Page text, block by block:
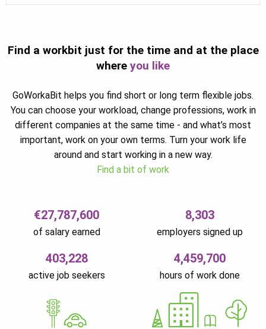
Find a workbit just for the time and at the place
where you like
GoWorkaBit helps you find short or long term flexible jobs.
You can choose your workload, change professions, work in
different companies at the same time - and what’s most
important, work on your own terms. Turn your work life
around and start working in a new way.
Find a bit of work
€27,787,600
of salary earned
8,303
employers signed up
403,228
active job seekers
4,459,700
hours of work done